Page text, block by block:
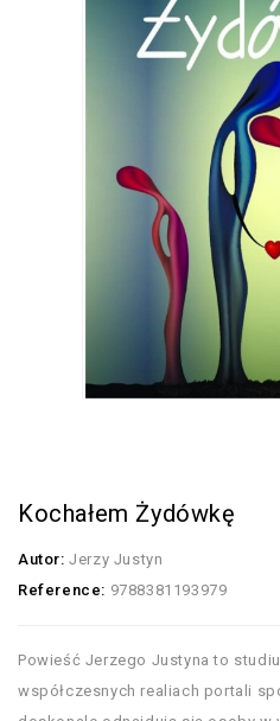
Kochałem Żydówkę
Autor: Jerzy Justyn
Reference: 9788381193979
Powieść Jerzego Justyna to
współczesnych realiach portali